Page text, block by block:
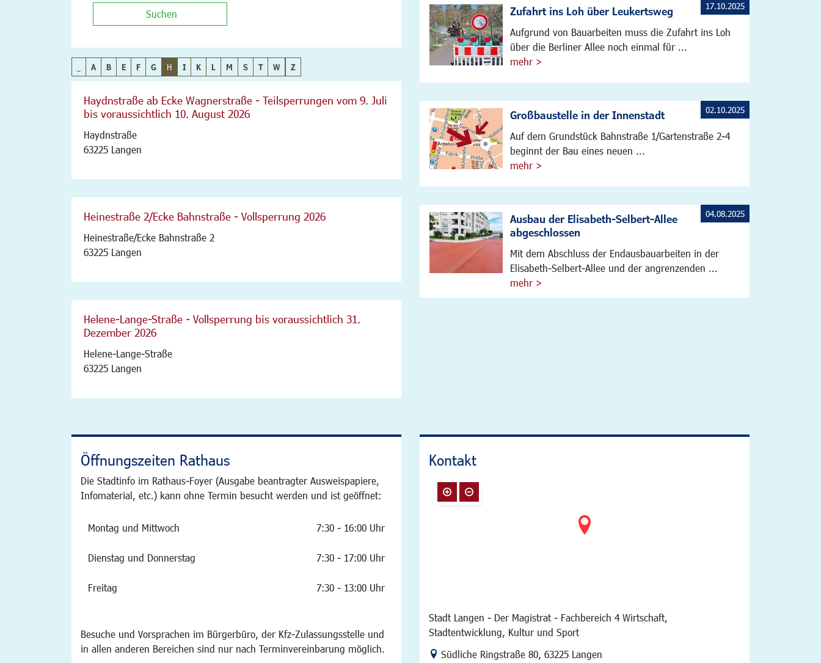
Suchen
A B E F G H I K L M S T W Z
Haydnstraße ab Ecke Wagnerstraße - Teilsperrungen vom 9. Juli
bis voraussichtlich 10. August 2026
Haydnstraße
63225 Langen
Heinestraße 2/Ecke Bahnstraße - Vollsperrung 2026
Heinestraße/Ecke Bahnstraße 2
63225 Langen
Helene-Lange-Straße - Vollsperrung bis voraussichtlich 31.
Dezember 2026
Helene-Lange-Straße
63225 Langen
Zufahrt ins Loh über Leukertsweg
Aufgrund von Bauarbeiten muss die Zufahrt ins Loh
über die Berliner Allee noch einmal für ...
mehr >
17.10.2025
Großbaustelle in der Innenstadt
Auf dem Grundstück Bahnstraße 1/Gartenstraße 2-4
beginnt der Bau eines neuen ...
mehr >
02.10.2025
Ausbau der Elisabeth-Selbert-Allee
abgeschlossen
Mit dem Abschluss der Endausbauarbeiten in der
Elisabeth-Selbert-Allee und der angrenzenden ...
mehr >
04.08.2025
Öffnungszeiten Rathaus
Die Stadtinfo im Rathaus-Foyer (Ausgabe beantragter Ausweispapiere,
Infomaterial, etc.) kann ohne Termin besucht werden und ist geöffnet:
Montag und Mittwoch 7:30 - 16:00 Uhr
Dienstag und Donnerstag 7:30 - 17:00 Uhr
Freitag 7:30 - 13:00 Uhr
Besuche und Vorsprachen im Bürgerbüro, der Kfz-Zulassungsstelle und
in allen anderen Bereichen sind nur nach Terminvereinbarung möglich.
Kontakt
Stadt Langen - Der Magistrat - Fachbereich 4 Wirtschaft,
Stadtentwicklung, Kultur und Sport
Link zur Google-Maps Navigation
Südliche Ringstraße 80, 63225 Langen